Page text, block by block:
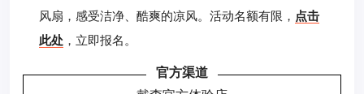
风扇，感受洁净、酷爽的凉风。活动名额有限， 点击
此处，立即报名。
官方渠道